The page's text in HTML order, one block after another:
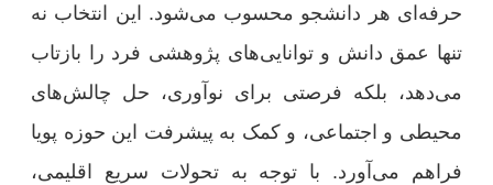
حرفه‌ای هر دانشجو محسوب می‌شود. این انتخاب نه
تنها عمق دانش و توانایی‌های پژوهشی فرد را بازتاب
می‌دهد، بلکه فرصتی برای نوآوری، حل چالش‌های
محیطی و اجتماعی، و کمک به پیشرفت این حوزه پویا
فراهم می‌آورد. با توجه به تحولات سریع اقلیمی،